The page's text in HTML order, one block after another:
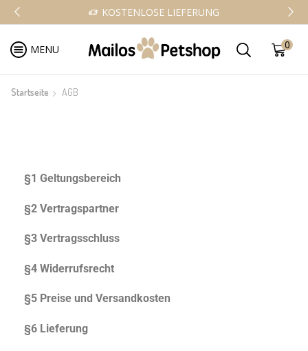
KOSTENLOSE LIEFERUNG
MENU 0
Startseite AGB
§1 Geltungsbereich
§2 Vertragspartner
§3 Vertragsschluss
§4 Widerrufsrecht
§5 Preise und Versandkosten
§6 Lieferung